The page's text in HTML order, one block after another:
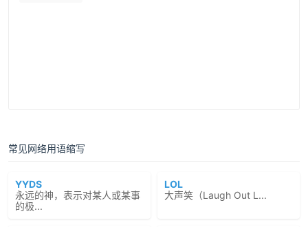
常见网络用语缩写
YYDS
永远的神，表示对某人或某事
的极...
LOL
大声笑（Laugh Out L...